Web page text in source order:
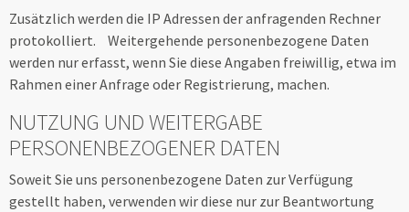
Zusätzlich werden die IP Adressen der anfragenden Rechner
protokolliert. Weitergehende personenbezogene Daten
werden nur erfasst, wenn Sie diese Angaben freiwillig, etwa im
Rahmen einer Anfrage oder Registrierung, machen.
NUTZUNG UND WEITERGABE
PERSONENBEZOGENER DATEN
Soweit Sie uns personenbezogene Daten zur Verfügung
gestellt haben, verwenden wir diese nur zur Beantwortung